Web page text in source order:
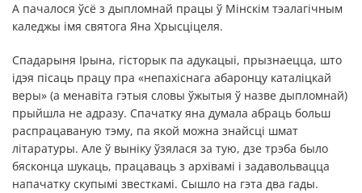
А пачалося ўсё з дыпломнай працы ў Мінскім тэалагічным
каледжы імя святога Яна Хрысціцеля.
Спадарыня Ірына, гісторык па адукацыі, прызнаецца, што
ідэя пісаць працу пра «непахіснага абаронцу каталіцкай
веры» (а менавіта гэтыя словы ўжытыя ў назве дыпломнай)
прыйшла не адразу. Спачатку яна думала абраць больш
распрацаваную тэму, па якой можна знайсці шмат
літаратуры. Але ў выніку ўзялася за тую, дзе трэба было
бясконца шукаць, працаваць з архівамі і задавольвацца
напачатку скупымі звесткамі. Сышло на гэта два гады.